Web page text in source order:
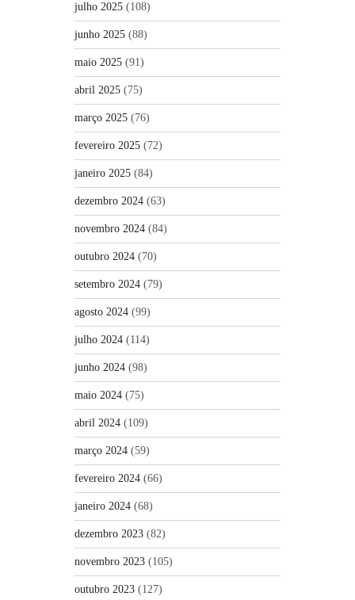
julho 2025 (108)
junho 2025 (88)
maio 2025 (91)
abril 2025 (75)
março 2025 (76)
fevereiro 2025 (72)
janeiro 2025 (84)
dezembro 2024 (63)
novembro 2024 (84)
outubro 2024 (70)
setembro 2024 (79)
agosto 2024 (99)
julho 2024 (114)
junho 2024 (98)
maio 2024 (75)
abril 2024 (109)
março 2024 (59)
fevereiro 2024 (66)
janeiro 2024 (68)
dezembro 2023 (82)
novembro 2023 (105)
outubro 2023 (127)